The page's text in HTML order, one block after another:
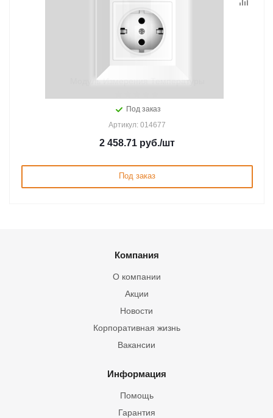
Модуль Измерения Температуры
Под заказ
Артикул: 014677
2 458.71 руб./шт
Под заказ
Компания
О компании
Акции
Новости
Корпоративная жизнь
Вакансии
Информация
Помощь
Гарантия